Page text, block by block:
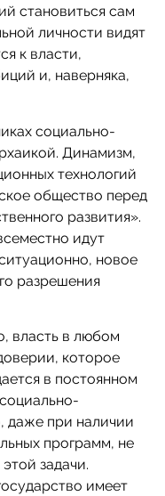
становиться сам
личности видят
к власти,
и, наверняка,
социально-
Динамизм,
технологий
общество перед
развития».
идут
новое
разрешения
власть в любом
которое
в постоянном
даже при наличии
программ, не
задачи.
имеет